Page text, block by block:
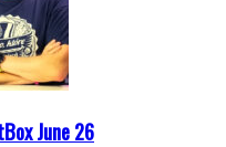
June 26